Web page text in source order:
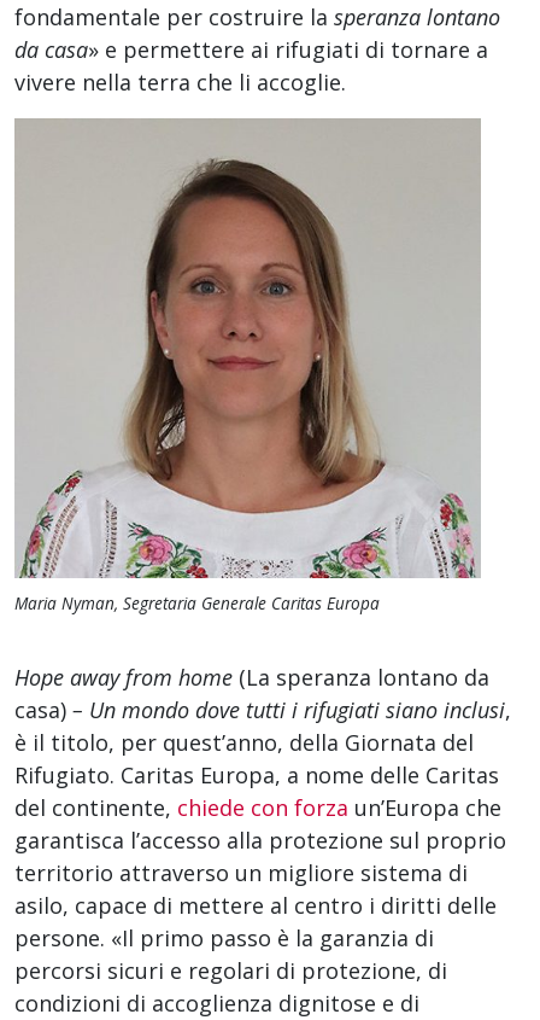
fondamentale per costruire la speranza lontano
da casa» e permettere ai rifugiati di tornare a
vivere nella terra che li accoglie.
Maria Nyman, Segretaria Generale Caritas Europa
Hope away from home (La speranza lontano da
casa) – Un mondo dove tutti i rifugiati siano inclusi,
è il titolo, per quest’anno, della Giornata del
Rifugiato. Caritas Europa, a nome delle Caritas
del continente, chiede con forza un’Europa che
garantisca l’accesso alla protezione sul proprio
territorio attraverso un migliore sistema di
asilo, capace di mettere al centro i diritti delle
persone. «Il primo passo è la garanzia di
percorsi sicuri e regolari di protezione, di
condizioni di accoglienza dignitose e di